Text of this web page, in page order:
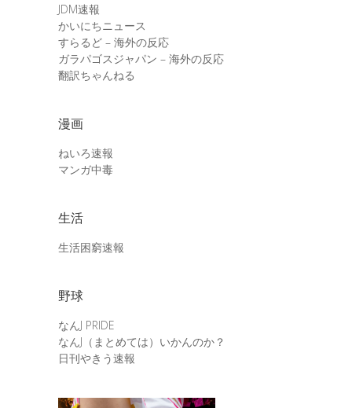
JDM速報
かいにちニュース
すらるど – 海外の反応
ガラパゴスジャパン – 海外の反応
翻訳ちゃんねる
漫画
ねいろ速報
マンガ中毒
生活
生活困窮速報
野球
なんJ PRIDE
なんJ（まとめては）いかんのか？
日刊やきう速報